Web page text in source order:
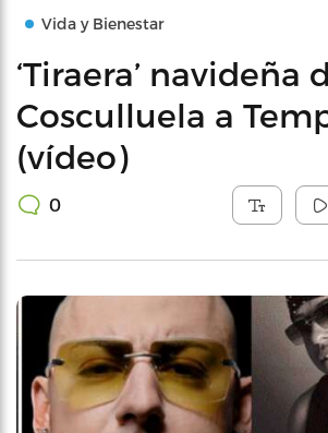
Vida y Bienestar
‘Tiraera’ navideña
Cosculluela a
(vídeo)
0